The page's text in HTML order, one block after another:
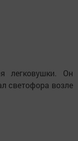
легковушки. Он
светофора возле